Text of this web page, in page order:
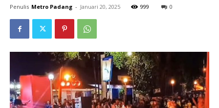
Penulis Metro Padang - Januari 20, 2025 999 0